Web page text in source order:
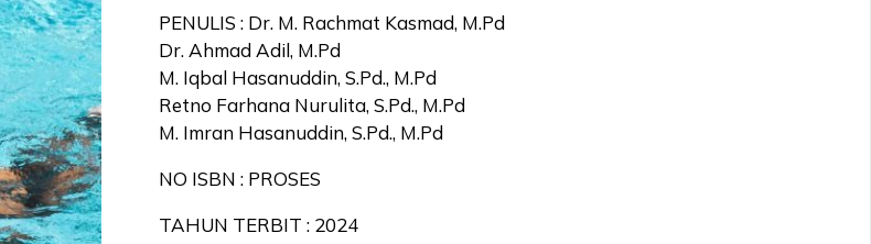
PENULIS : Dr. M. Rachmat Kasmad, M.Pd
Dr. Ahmad Adil, M.Pd
M. Iqbal Hasanuddin, S.Pd., M.Pd
Retno Farhana Nurulita, S.Pd., M.Pd
M. Imran Hasanuddin, S.Pd., M.Pd
NO ISBN : PROSES
TAHUN TERBIT : 2024